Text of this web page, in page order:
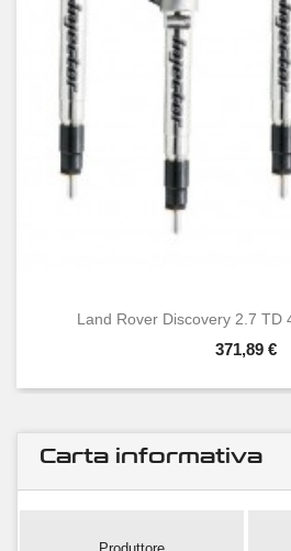
Land Rover Discovery 2.7 TD
371,89 €
Carta informativa